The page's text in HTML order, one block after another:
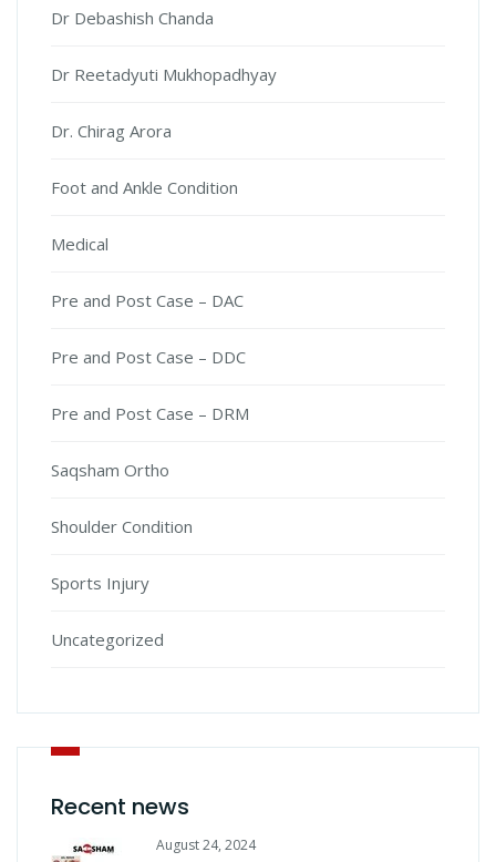
Dr Debashish Chanda
Dr Reetadyuti Mukhopadhyay
Dr. Chirag Arora
Foot and Ankle Condition
Medical
Pre and Post Case – DAC
Pre and Post Case – DDC
Pre and Post Case – DRM
Saqsham Ortho
Shoulder Condition
Sports Injury
Uncategorized
Recent news
August 24, 2024